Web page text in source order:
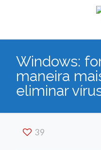
Windows:
maneira
eliminar
39